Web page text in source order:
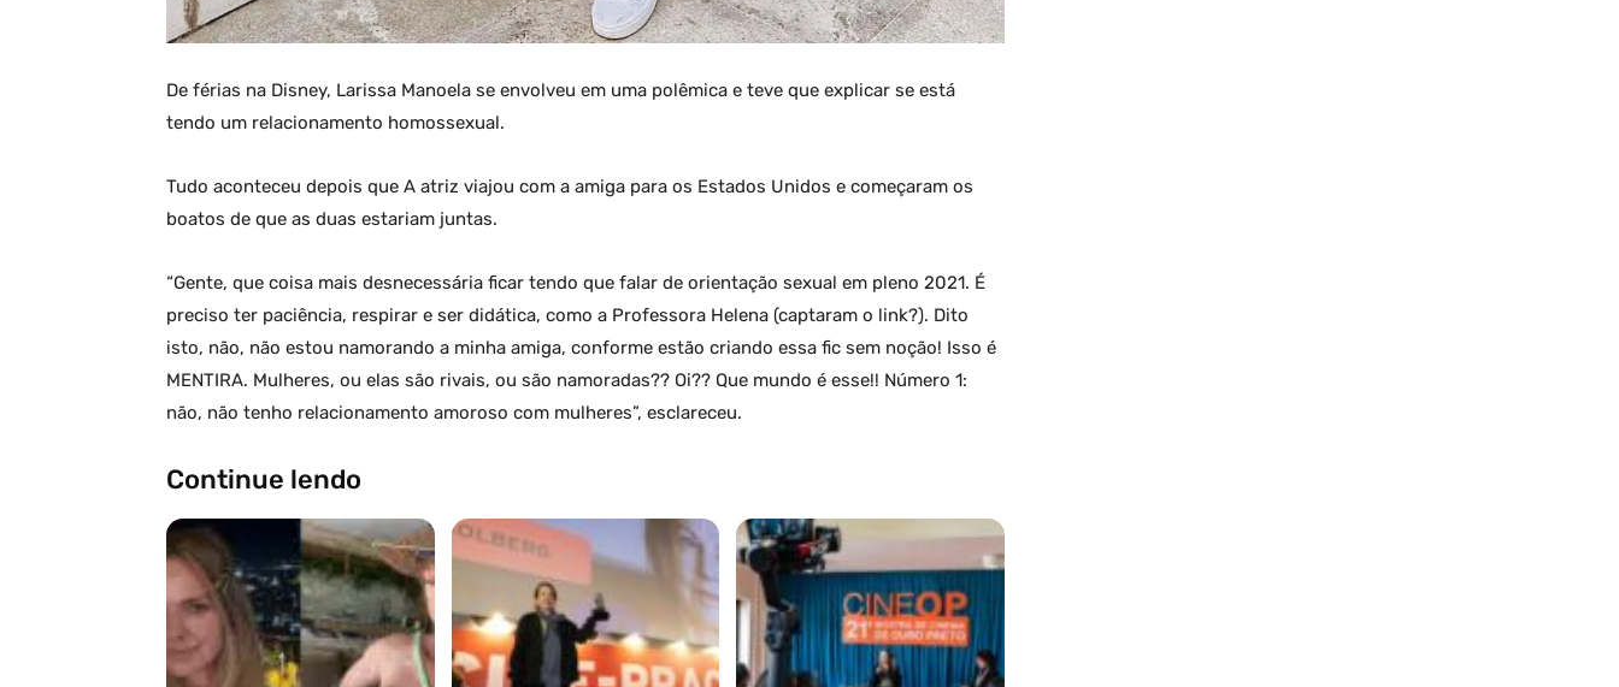
De férias na Disney, Larissa Manoela se envolveu em uma polêmica e teve que explicar se está
tendo um relacionamento homossexual.
Tudo aconteceu depois que A atriz viajou com a amiga para os Estados Unidos e começaram os
boatos de que as duas estariam juntas.
“Gente, que coisa mais desnecessária ficar tendo que falar de orientação sexual em pleno 2021. É
preciso ter paciência, respirar e ser didática, como a Professora Helena (captaram o link?). Dito
isto, não, não estou namorando a minha amiga, conforme estão criando essa fic sem noção! Isso é
MENTIRA. Mulheres, ou elas são rivais, ou são namoradas?? Oi?? Que mundo é esse!! Número 1:
não, não tenho relacionamento amoroso com mulheres”, esclareceu.
Continue lendo